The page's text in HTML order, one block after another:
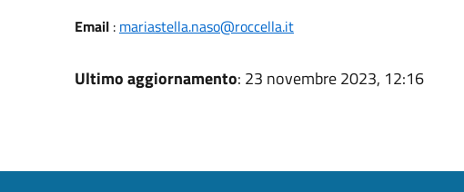
Email: mariastella.naso@roccella.it
Ultimo aggiornamento: 23 novembre 2023, 12:16